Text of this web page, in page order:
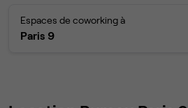
Espaces de coworking à
Paris 9